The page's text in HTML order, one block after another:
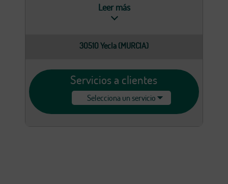
Leer más
30510 Yecla (MURCIA)
Servicios a clientes
Selecciona un servicio